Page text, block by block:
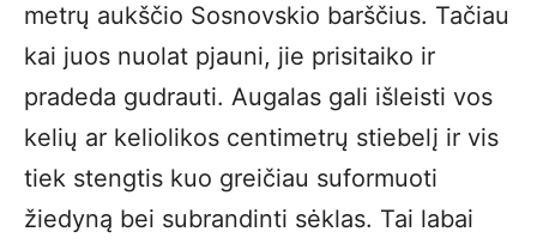
metrų aukščio Sosnovskio barščius. Tačiau
kai juos nuolat pjauni, jie prisitaiko ir
pradeda gudrauti. Augalas gali išleisti vos
kelių ar keliolikos centimetrų stiebelį ir vis
tiek stengtis kuo greičiau suformuoti
žiedyną bei subrandinti sėklas. Tai labai